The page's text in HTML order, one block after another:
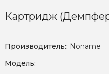
Картридж
Производитель:: Noname
Модель: